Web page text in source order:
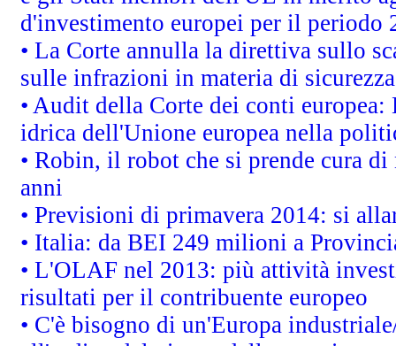
d'investimento europei per il periodo
• La Corte annulla la direttiva sullo
sulle infrazioni in materia di
• Audit della Corte dei conti
idrica dell'Unione europea nella
• Robin, il robot che si prende cura
anni
• Previsioni di primavera 2014: si
• Italia: da BEI 249 milioni a
• L'OLAF nel 2013: più attività
risultati per il contribuente europeo
• C'è bisogno di un'Europa